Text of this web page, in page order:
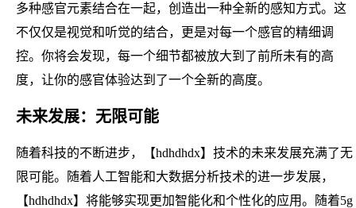
多种感官元素结合在一起，创造出一种全新的感知方式。这
不仅仅是视觉和听觉的结合，更是对每一个感官的精细调
控。你将会发现，每一个细节都被放大到了前所未有的高
度，让你的感官体验达到了一个全新的高度。
未来发展：无限可能
随着科技的不断进步，【hdhdhdx】技术的未来发展充满了无
限可能。随着人工智能和大数据分析技术的进一步发展，
【hdhdhdx】将能够实现更加智能化和个性化的应用。随着5g